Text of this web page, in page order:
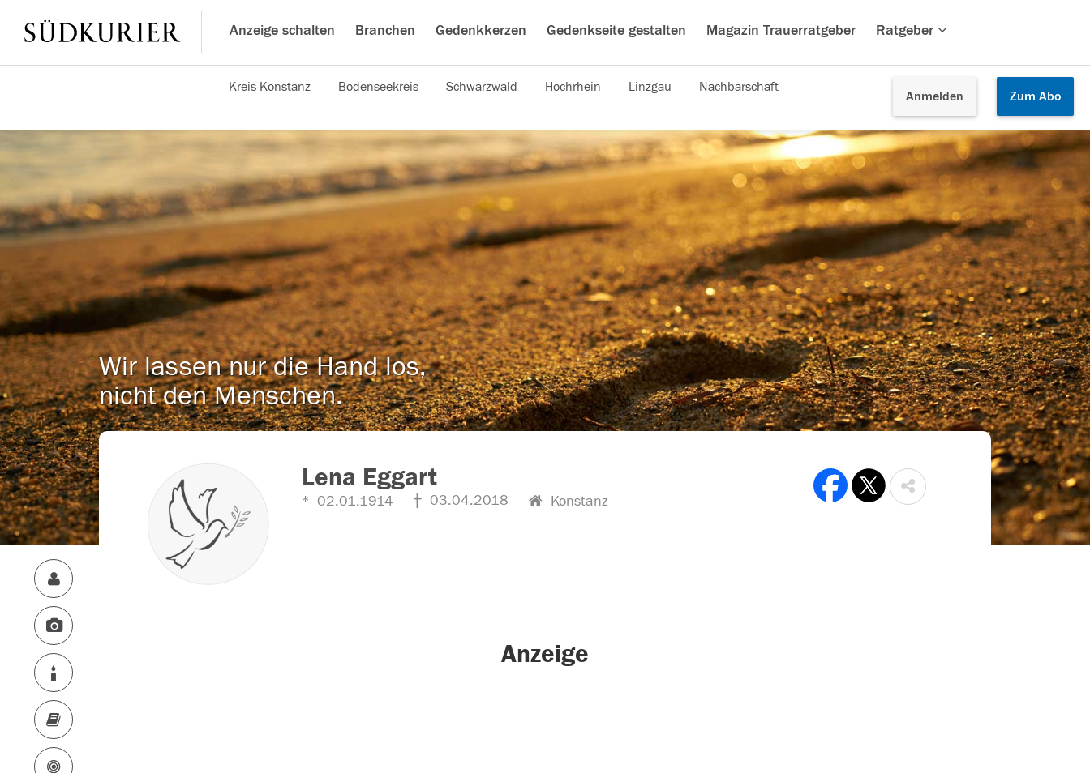
Anzeige schalten Branchen Gedenkkerzen Gedenkseite gestalten Magazin Trauerratgeber Ratgeber
Anmelden Zum Abo
Kreis Konstanz Bodenseekreis Schwarzwald Hochrhein Linzgau Nachbarschaft
Wir lassen nur die Hand los,
nicht den Menschen.
Lena Eggart
02.01.1914 03.04.2018 Konstanz
Anzeige